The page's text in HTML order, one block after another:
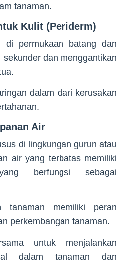
tanaman.
Kulit (Periderm)
di permukaan batang dan
dan menggantikan
dalam dari kerusakan
Air
di lingkungan gurun atau
air yang terbatas memiliki
berfungsi sebagai
tanaman memiliki peran
perkembangan tanaman.
untuk menjalankan
dalam tanaman dan